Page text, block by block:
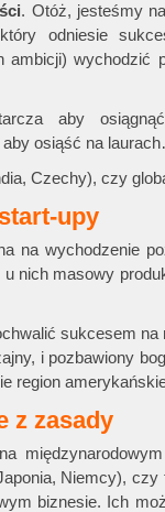
. Otóż, jesteśmy
odniesie
wychodzić
aby
aby osiąść na
Czechy), czy
upy
na wychodzenie
nich masowy
sukcesem
i pozbawiony
region
z zasady
Niemcy),
biznesie. Ich